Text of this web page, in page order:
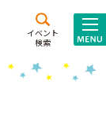
イベント
検索
施設･